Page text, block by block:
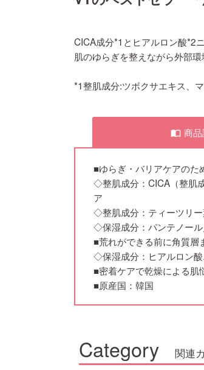
CICA成分*1とヒアルロン酸*2
肌のゆらぎを整えながら外部
*1整肌成分:ツボクサエキス、
import_contacts 商
■ゆらぎ・バリアケアのた
◇整肌成分：CICA（整肌
ア
◇整肌成分：ティーツリ
◇保湿成分：パンテノー
■荒れができる前に角質層
◇保湿成分：ヒアルロン酸
■密着ケアで乾燥による肌
■原産国：韓国
Category 関連